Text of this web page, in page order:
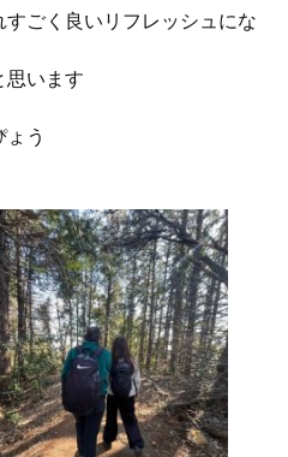
ごく良いリフレッシュにな
思います
ょう